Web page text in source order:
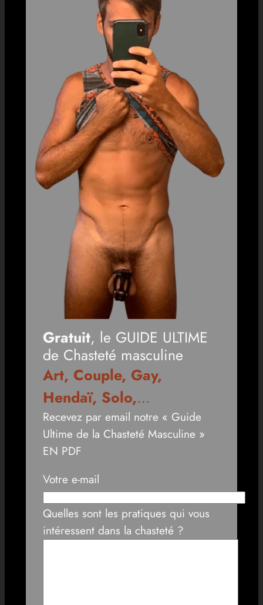
Gratuit, le GUIDE ULTIME
de Chasteté masculine
Art, Couple, Gay,
Hendaï, Solo,…
Recevez par email notre « Guide
Ultime de la Chasteté Masculine »
EN PDF
Votre e-mail
Quelles sont les pratiques qui vous
intéressent dans la chasteté ?